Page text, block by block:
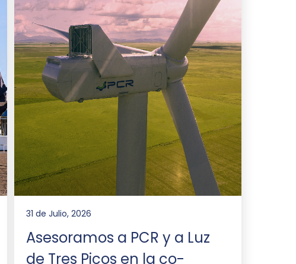
31 de Julio, 2026
Asesoramos a PCR y a Luz
de Tres Picos en la co-